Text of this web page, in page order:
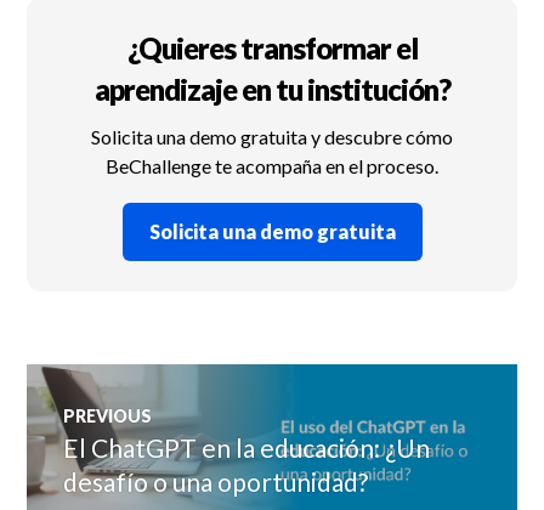
¿Quieres transformar el
aprendizaje en tu institución?
Solicita una demo gratuita y descubre cómo
BeChallenge te acompaña en el proceso.
Solicita una demo gratuita
Post
navigation
PREVIOUS
Previous
post:
El ChatGPT en la educación: ¿Un
desafío o una oportunidad?